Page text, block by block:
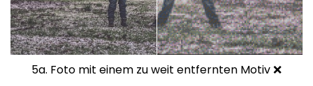
5a. Foto mit einem zu weit entfernten Motiv ❌